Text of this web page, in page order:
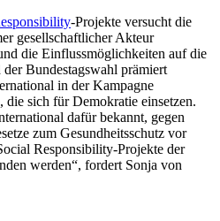
-Projekte versucht die
gesellschaftlicher Akteur
die Einflussmöglichkeiten auf die
Bundestagswahl prämiert
in der Kampagne
sich für Demokratie einsetzen.
dafür bekannt, gegen
zum Gesundheitsschutz vor
Responsibility-Projekte der
werden“, fordert Sonja von